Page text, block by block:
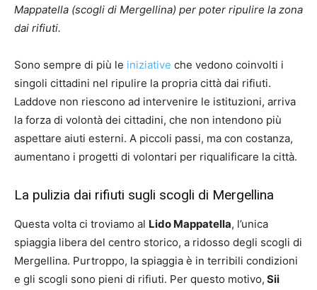
Mappatella (scogli di Mergellina) per poter ripulire la zona
dai rifiuti.
Sono sempre di più le iniziative che vedono coinvolti i
singoli cittadini nel ripulire la propria città dai rifiuti.
Laddove non riescono ad intervenire le istituzioni, arriva
la forza di volontà dei cittadini, che non intendono più
aspettare aiuti esterni. A piccoli passi, ma con costanza,
aumentano i progetti di volontari per riqualificare la città.
La pulizia dai rifiuti sugli scogli di Mergellina
Questa volta ci troviamo al Lido Mappatella, l’unica
spiaggia libera del centro storico, a ridosso degli scogli di
Mergellina. Purtroppo, la spiaggia è in terribili condizioni
e gli scogli sono pieni di rifiuti. Per questo motivo, Sii